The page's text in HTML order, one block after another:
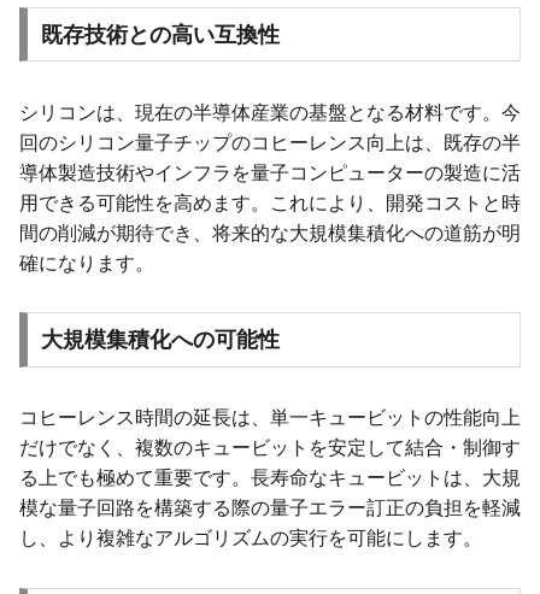
既存技術との高い互換性
シリコンは、現在の半導体産業の基盤となる材料です。今
回のシリコン量子チップのコヒーレンス向上は、既存の半
導体製造技術やインフラを量子コンピューターの製造に活
用できる可能性を高めます。これにより、開発コストと時
間の削減が期待でき、将来的な大規模集積化への道筋が明
確になります。
大規模集積化への可能性
コヒーレンス時間の延長は、単一キュービットの性能向上
だけでなく、複数のキュービットを安定して結合・制御す
る上でも極めて重要です。長寿命なキュービットは、大規
模な量子回路を構築する際の量子エラー訂正の負担を軽減
し、より複雑なアルゴリズムの実行を可能にします。